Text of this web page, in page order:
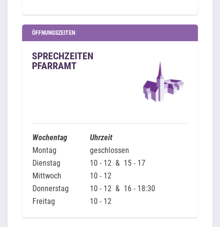
ÖFFNUNGSZEITEN
SPRECHZEITEN
PFARRAMT
Wochentag
Uhrzeit
Montag
geschlossen
Dienstag
10 - 12 & 15 - 17
Mittwoch
10 - 12
Donnerstag
10 - 12 & 16 - 18:30
Freitag
10 - 12